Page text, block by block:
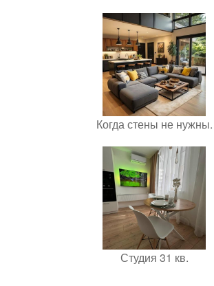
Когда стены не нужны.
Студия 31 кв.